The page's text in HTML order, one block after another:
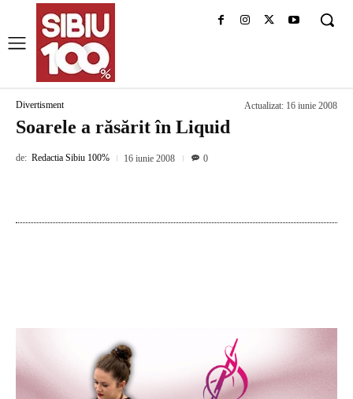
Divertisment Actualizat: 16 iunie 2008
Soarele a răsărit în Liquid
de: Redactia Sibiu 100% 16 iunie 2008 0